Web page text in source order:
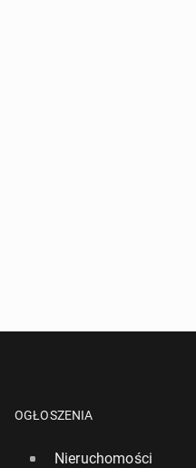
OGŁOSZENIA
Nieruchomości